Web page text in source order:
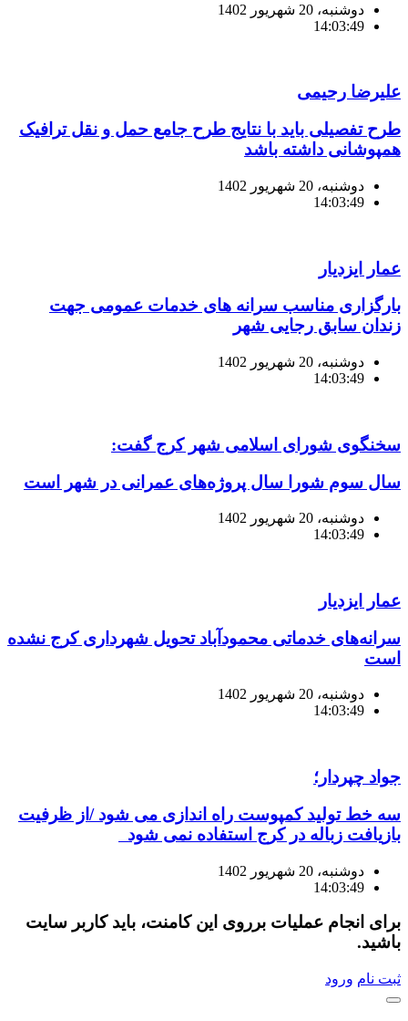
دوشنبه، 20 شهریور 1402
14:03:49
علیرضا رحیمی
طرح تفصیلی باید با نتایج طرح جامع حمل و نقل ترافیک
همپوشانی داشته باشد
دوشنبه، 20 شهریور 1402
14:03:49
عمار ایزدیار
بارگزاری مناسب سرانه های خدمات عمومی جهت
زندان سابق رجایی شهر
دوشنبه، 20 شهریور 1402
14:03:49
سخنگوی شورای اسلامی شهر کرج گفت:
سال سوم شورا سال پروژه‌های عمرانی در شهر است
دوشنبه، 20 شهریور 1402
14:03:49
عمار ایزدیار
سرانه‌های خدماتی محمودآباد تحویل شهرداری کرج نشده
است
دوشنبه، 20 شهریور 1402
14:03:49
جواد چپردار؛
سه خط تولید کمپوست راه اندازی می شود /از ظرفیت
بازیافت زباله در کرج استفاده نمی شود
دوشنبه، 20 شهریور 1402
14:03:49
برای انجام عملیات برروی این کامنت، باید کاربر سایت
باشید.
ثبت نام ورود